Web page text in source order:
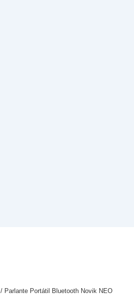
/ Parlante Portátil Bluetooth Novik NEO